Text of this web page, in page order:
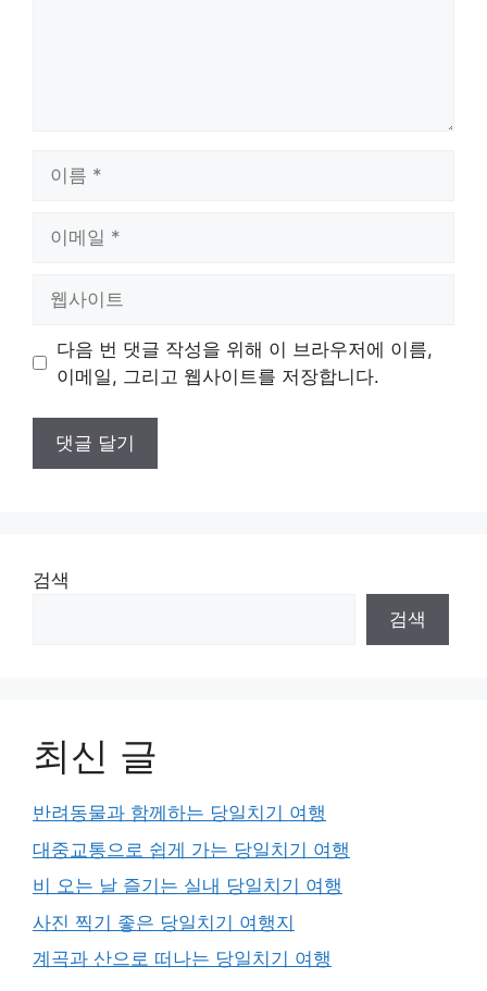
트
다음 번 댓글 작성을 위해 이 브라우저에 이름,
이메일, 그리고 웹사이트를 저장합니다.
검색
검색
최신 글
반려동물과 함께하는 당일치기 여행
대중교통으로 쉽게 가는 당일치기 여행
비 오는 날 즐기는 실내 당일치기 여행
사진 찍기 좋은 당일치기 여행지
계곡과 산으로 떠나는 당일치기 여행